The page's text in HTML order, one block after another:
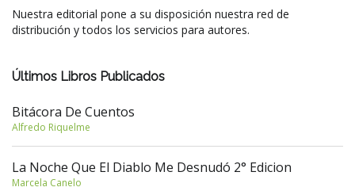
Nuestra editorial pone a su disposición nuestra red de
distribución y todos los servicios para autores.
Últimos Libros Publicados
Bitácora De Cuentos
Alfredo Riquelme
La Noche Que El Diablo Me Desnudó 2° Edicion
Marcela Canelo